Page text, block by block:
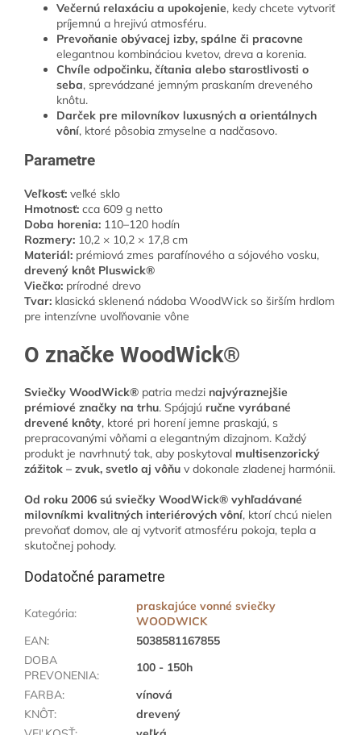
Večernú relaxáciu a upokojenie, kedy chcete vytvoriť
príjemnú a hrejivú atmosféru.
Prevoňanie obývacej izby, spálne či pracovne
elegantnou kombináciou kvetov, dreva a korenia.
Chvíle odpočinku, čítania alebo starostlivosti o
seba, sprevádzané jemným praskaním dreveného
knôtu.
Darček pre milovníkov luxusných a orientálnych
vôní, ktoré pôsobia zmyselne a nadčasovo.
Parametre
Veľkosť: veľké sklo
Hmotnosť: cca 609 g netto
Doba horenia: 110–120 hodín
Rozmery: 10,2 × 10,2 × 17,8 cm
Materiál: prémiová zmes parafínového a sójového vosku,
drevený knôt Pluswick®
Viečko: prírodné drevo
Tvar: klasická sklenená nádoba WoodWick so širším hrdlom
pre intenzívne uvoľňovanie vône
O značke WoodWick®
Sviečky WoodWick® patria medzi najvýraznejšie
prémiové značky na trhu. Spájajú ručne vyrábané
drevené knôty, ktoré pri horení jemne praskajú, s
prepracovanými vôňami a elegantným dizajnom. Každý
produkt je navrhnutý tak, aby poskytoval multisenzorický
zážitok – zvuk, svetlo aj vôňu v dokonale zladenej harmónii.
Od roku 2006 sú sviečky WoodWick® vyhľadávané
milovníkmi kvalitných interiérových vôní, ktorí chcú nielen
prevoňať domov, ale aj vytvoriť atmosféru pokoja, tepla a
skutočnej pohody.
Dodatočné parametre
Kategória:
praskajúce vonné sviečky
WOODWICK
EAN:
5038581167855
DOBA
PREVONENIA:
100 - 150h
FARBA:
vínová
KNÔT:
drevený